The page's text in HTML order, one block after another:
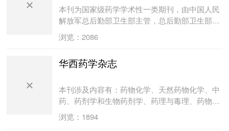
重在实用、兼顾提高。1 征稿范围 国内外抗感染
药物药学进展、科研成果与理论、中药与天然药
抗感染药物临床应用、相互作用、合理用药、不
药事管理、新药介绍、药学信息。2 栏目设置 综
进行总结、评述、并结合作者在本领域的工作发
表见解。 实验研究 报道抗感染药物各具有原创
性的研究成果。 内容可涉及中、西药的合成、制
剂、药理、毒理、临床药物试验、药物敏感性实
床应用等方面的学术论文，强调药学科技的普及
与提高，着重报道具有综合性、基础性、实用性
统计源期刊，中国期刊全文数据库收录期刊，中
库和检索系统收录。创刊14年来，《药学与临床
鉴定所，中国药科大学和多家医疗机构领导及有
关专家的支持和帮助，使得《药学与临床研究》
业专家的好评，并多次在期刊评比中获得好名
本刊为国家级药学学术性一类期刊，由中国人民
解放军总后勤部卫生部主管，总后勤部卫生部药
品仪器检验所主办、出版，《解放军药学学报》
编辑委员会编辑，向国内外公开发行。主要报道
位中、高级专业技术工作者的研究论文和科研成
学科发展和专业研究有导向和指导意义。本刊已
被国家列为中国科技论文统计源期刊，中国生物
型数据库列为期刊源期刊，被《中国药学文
浏览：2086
华西药学杂志
本刊涉及内容有：药物化学、天然药物化学、中
药、药剂学和生物药剂学、药理与毒理、药物分
析、生化药物及部分边缘学科。同时，报道国内
外药学领域的最新研究成果、动向及信息。本刊
浏览：1894